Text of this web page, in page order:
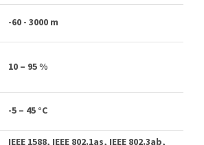
-60 - 3000 m
10 – 95 %
-5 – 45 °C